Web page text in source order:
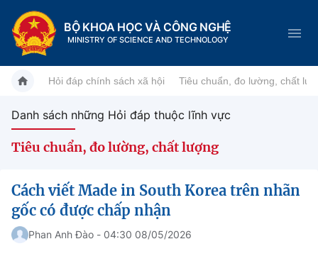
BỘ KHOA HỌC VÀ CÔNG NGHỆ
MINISTRY OF SCIENCE AND TECHNOLOGY
Giới thiệu
Chức năng nhiệm vụ
Tin tức sự kiện
Hỏi đáp chính sách xã hội Tiêu chuẩn, đo lường, chất
Danh sách những Hỏi đáp thuộc lĩnh vực
Tiêu chuẩn, đo lường, chất lượng
Cách viết Made in South Korea trên nhãn
gốc có được chấp nhận
Phan Anh Đào - 04:30 08/05/2026